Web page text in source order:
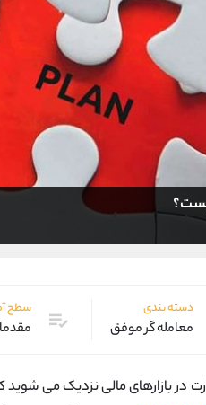
دسته بندی
معامله گر موفق
سطح
در بازارهای مالی نزدیک می